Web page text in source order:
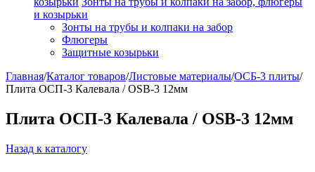
и козырьки
Зонты на трубы и колпаки на забор
Флюгеры
Защитные козырьки
Главная/Каталог товаров/Листовые материалы/ОСБ-3 плиты/
Плита ОСП-3 Калевала / OSB-3 12мм
Плита ОСП-3 Калевала / OSB-3 12мм
Назад к каталогу